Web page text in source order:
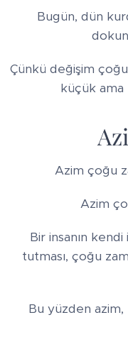
Bugün, dün
Çünkü değişim
küçük ama
Azim çoğu
Azim
Bir insanın
tutması, çoğu
Bu yüzden azim,